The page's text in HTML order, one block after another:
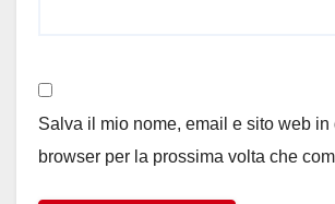
Salva il mio nome, email e sito web in
browser per la prossima volta che